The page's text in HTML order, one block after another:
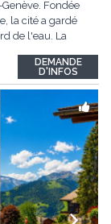
Fondée
la cité a gardé
de l'eau. La
privilégié, une
DEMANDE
D'INFOS